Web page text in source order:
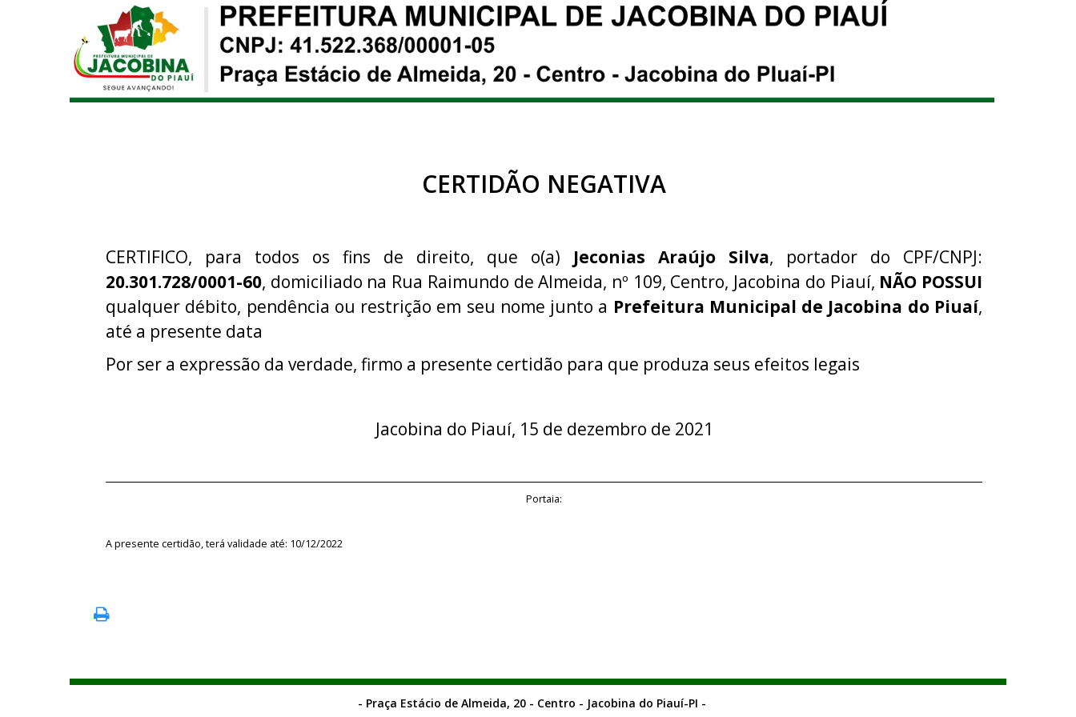
CERTIDÃO NEGATIVA
CERTIFICO, para todos os fins de direito, que o(a) Jeconias Araújo Silva, portador do CPF/CNPJ:
20.301.728/0001-60, domiciliado na Rua Raimundo de Almeida, nº 109, Centro, Jacobina do Piauí, NÃO POSSUI
qualquer débito, pendência ou restrição em seu nome junto a Prefeitura Municipal de Jacobina do Piuaí,
até a presente data
Por ser a expressão da verdade, firmo a presente certidão para que produza seus efeitos legais
Jacobina do Piauí, 15 de dezembro de 2021
Portaia:
A presente certidão, terá validade até: 10/12/2022
- Praça Estácio de Almeida, 20 - Centro - Jacobina do Piauí-PI -